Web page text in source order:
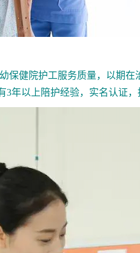
健院护工服务质量，以期在
年以上陪护经验，实名认证